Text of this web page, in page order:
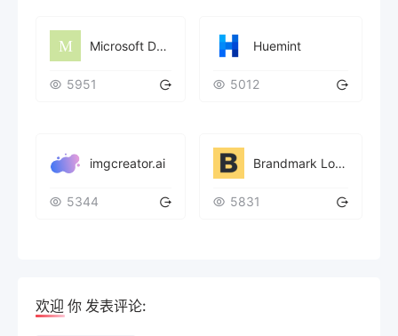
Microsoft Designer
5951
Huemint
5012
imgcreator.ai
5344
Brandmark Logo
5831
欢迎 你 发表评论: